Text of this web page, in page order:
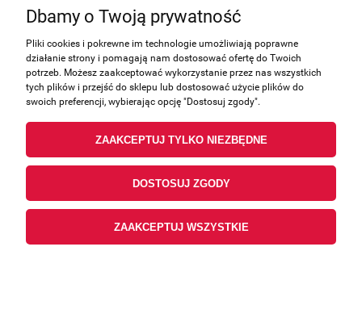
Odrdzewiacz penetrator do śrub K2 Vulcan 500
ml
Dbamy o Twoją prywatność
Pliki cookies i pokrewne im technologie umożliwiają poprawne
działanie strony i pomagają nam dostosować ofertę do Twoich
potrzeb. Możesz zaakceptować wykorzystanie przez nas wszystkich
tych plików i przejść do sklepu lub dostosować użycie plików do
swoich preferencji, wybierając opcję "Dostosuj zgody".
ZAAKCEPTUJ TYLKO NIEZBĘDNE
DOSTOSUJ ZGODY
ZAAKCEPTUJ WSZYSTKIE